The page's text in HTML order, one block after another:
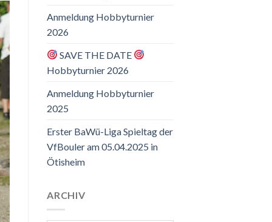
Anmeldung Hobbyturnier
2026
SAVE THE DATE
Hobbyturnier 2026
Anmeldung Hobbyturnier
2025
Erster BaWü-Liga Spieltag der
VfBouler am 05.04.2025 in
Ötisheim
ARCHIV